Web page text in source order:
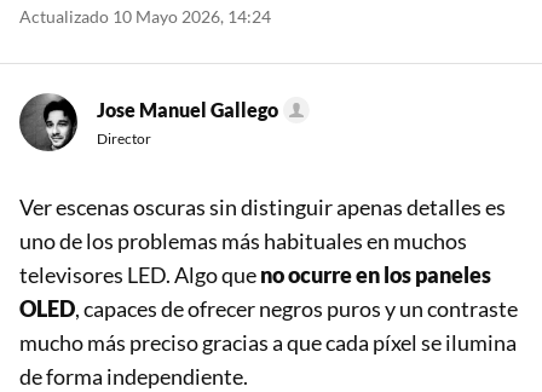
Actualizado 10 Mayo 2026, 14:24
Jose Manuel Gallego
Director
Ver escenas oscuras sin distinguir apenas detalles es
uno de los problemas más habituales en muchos
televisores LED. Algo queno ocurre en los paneles
OLED, capaces de ofrecer negros puros y un contraste
mucho más preciso gracias a que cada píxel se ilumina
de forma independiente.